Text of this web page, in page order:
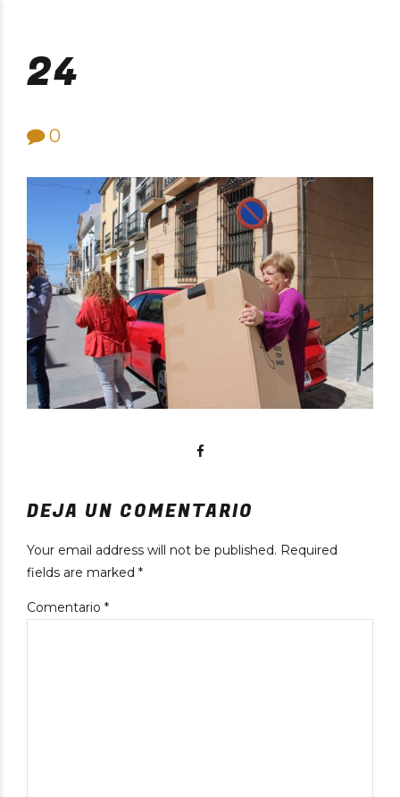
24
0
DEJA UN COMENTARIO
Your email address will not be published. Required
fields are marked *
Comentario *